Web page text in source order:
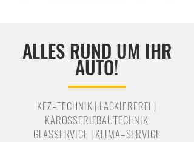
ALLES RUND UM IHR
AUTO!
KFZ–TECHNIK | LACKIEREREI |
KAROSSERIEBAUTECHNIK
GLASSERVICE | KLIMA–SERVICE